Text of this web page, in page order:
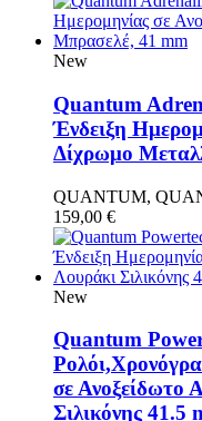
New
Quantum
Ένδειξη
Δίχρωμο
QUANTUM,
159,00 €
New
Quantum
σε Ανοξείδωτο
Σιλικόνης 41.5